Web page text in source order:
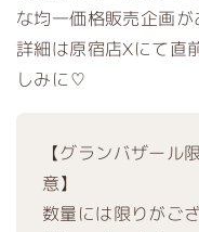
な均一価格販売企画が
詳細は原宿店Xにて直
しみに♡
【グランバザール
意】
数量には限りがご